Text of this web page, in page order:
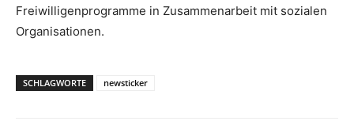
Freiwilligenprogramme in Zusammenarbeit mit sozialen
Organisationen.
SCHLAGWORTE newsticker